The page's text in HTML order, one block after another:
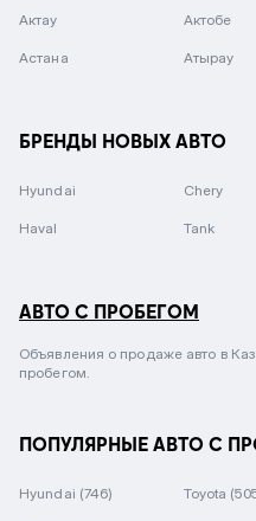
Актау Актобе
Астана Атырау
БРЕНДЫ НОВЫХ АВТО
Hyundai Chery
Haval Tank
АВТО С ПРОБЕГОМ
Объявления о продаже авто в
пробегом.
ПОПУЛЯРНЫЕ АВТО С
Hyundai (746) Toyota